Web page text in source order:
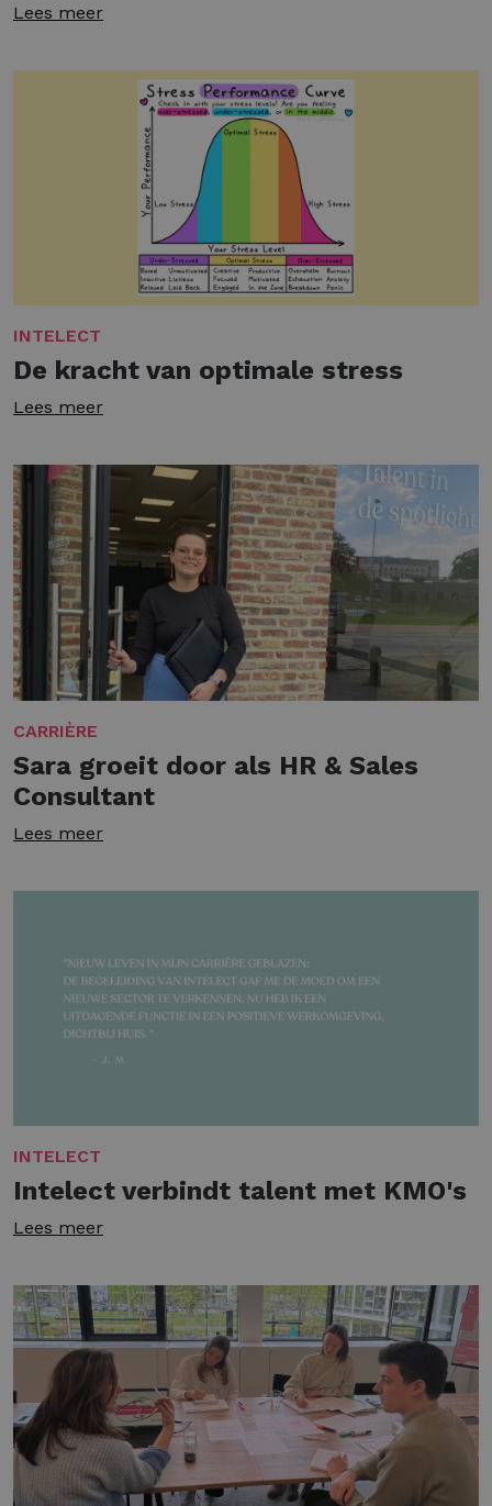
Lees meer
INTELECT
De kracht van optimale stress
Lees meer
CARRIÈRE
Sara groeit door als HR & Sales
Consultant
Lees meer
INTELECT
Intelect verbindt talent met KMO's
Lees meer